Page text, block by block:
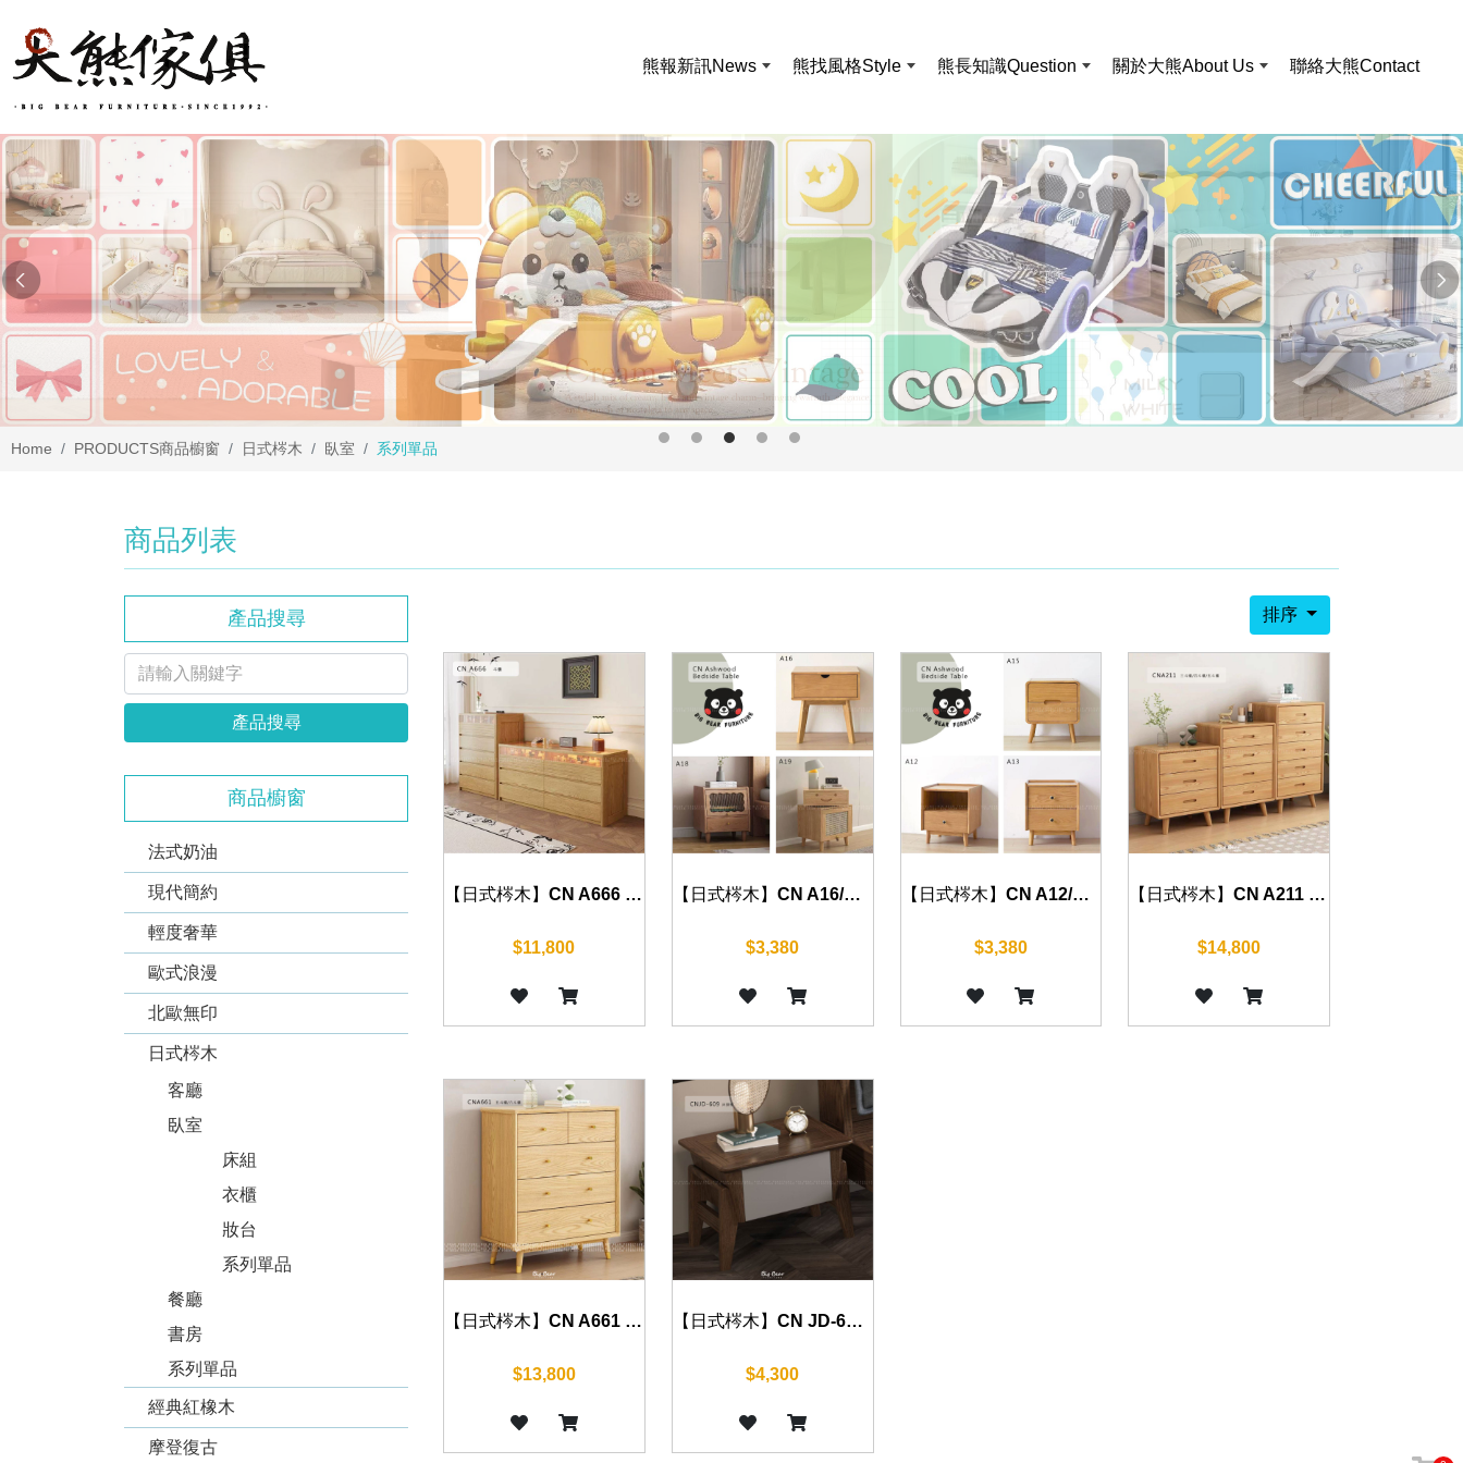
熊報新訊News 熊找風格Style 熊長知識Question 關於大熊About Us 聯絡大熊Contact
Home PRODUCTS商品櫥窗 日式梣木 臥室 系列單品
商品列表
產品搜尋
產品搜尋
商品櫥窗
法式奶油
現代簡約
輕度奢華
歐式浪漫
北歐無印
日式梣木
客廳
臥室
床組
衣櫃
妝台
系列單品
餐廳
書房
系列單品
經典紅橡木
摩登復古
排序
【日式梣木】CN A666 斗櫃 (三斗/五斗/六斗/九斗) 60/120/180cm
$11,800
【日式梣木】CN A16/A18/A19 床頭櫃 (原木色/火岩色) 45cm/50cm
$3,380
【日式梣木】CN A12/A13/A15 床頭櫃 (原木色/火岩色) 45cm
$3,380
【日式梣木】CN A211 梣木斗櫃 (三斗櫃/四斗櫃/五斗櫃) 65cm
$14,800
【日式梣木】CN A661 梣木斗櫃 (五斗櫃/六斗櫃) 80cm/120cm
$13,800
【日式梣木】CN JD-609 床頭櫃 (原木/胡桃) 50cm
$4,300